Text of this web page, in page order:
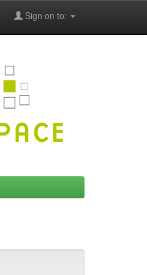
Sign on to: